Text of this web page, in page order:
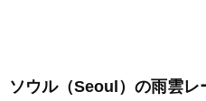
ソウル（Seoul）の雨雲レ